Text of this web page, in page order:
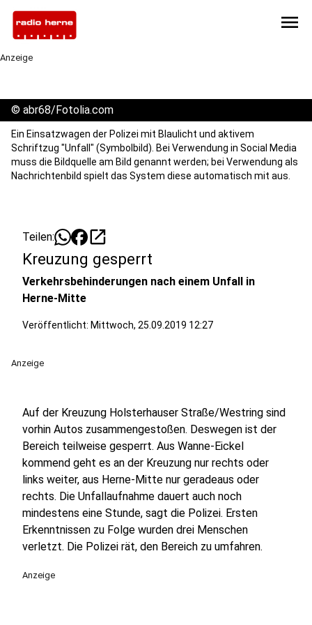
menu
Anzeige
© abr68/Fotolia.com
Ein Einsatzwagen der Polizei mit Blaulicht und aktivem
Schriftzug "Unfall" (Symbolbild). Bei Verwendung in Social Media
muss die Bildquelle am Bild genannt werden; bei Verwendung als
Nachrichtenbild spielt das System diese automatisch mit aus.
Teilen: open_in_new
Kreuzung gesperrt
Verkehrsbehinderungen nach einem Unfall in
Herne-Mitte
Veröffentlicht: Mittwoch, 25.09.2019 12:27
Anzeige
Auf der Kreuzung Holsterhauser Straße/Westring sind
vorhin Autos zusammengestoßen. Deswegen ist der
Bereich teilweise gesperrt. Aus Wanne-Eickel
kommend geht es an der Kreuzung nur rechts oder
links weiter, aus Herne-Mitte nur geradeaus oder
rechts. Die Unfallaufnahme dauert auch noch
mindestens eine Stunde, sagt die Polizei. Ersten
Erkenntnissen zu Folge wurden drei Menschen
verletzt. Die Polizei rät, den Bereich zu umfahren.
Anzeige